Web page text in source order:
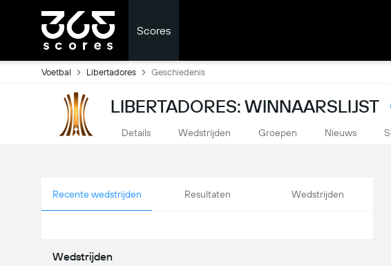
Scores
Voetbal Libertadores Geschiedenis
LIBERTADORES: WINNAARSLIJST
Details Wedstrijden Groepen Nieuws
Recente wedstrijden Resultaten Wedstrijden
Wedstrijden